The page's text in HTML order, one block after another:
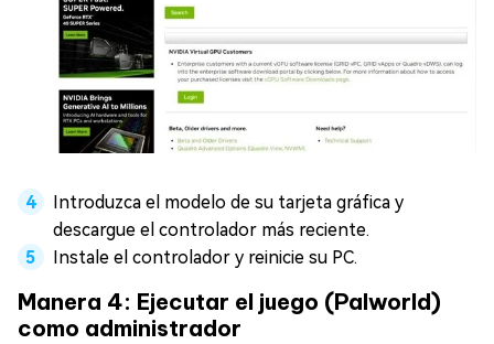
Introduzca el modelo de su tarjeta gráfica y
descargue el controlador más reciente.
Instale el controlador y reinicie su PC.
Manera 4: Ejecutar el juego (Palworld)
como administrador